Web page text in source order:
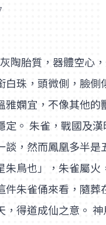
陶胎質，器體空心
白珠，頭微側，臉
雅嫻宜，不像其他
定。 朱雀，戰國及
談，然而鳳凰多半
鳥也」，朱雀屬火
件朱雀俑來看，隨
，得道成仙之意。